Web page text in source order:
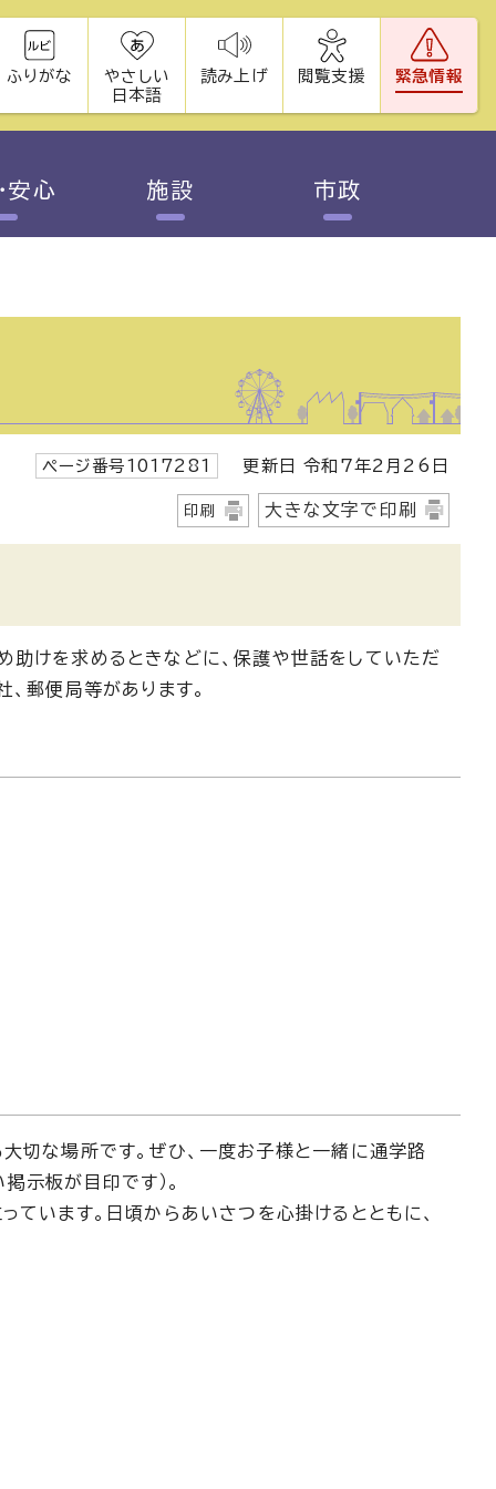
ふりがな
やさしい
日本語
読み上げ 閲覧支援 緊急情報
安心 施設 市政
ページ番号1017281 更新日 令和7年2月26日
印刷 大きな文字で印刷
助けを求めるときなどに、保護や世話をしていただ
、郵便局等があります。
切な場所です。ぜひ、一度お子様と一緒に通学路
示板が目印です）。
ています。日頃からあいさつを心掛けるとともに、